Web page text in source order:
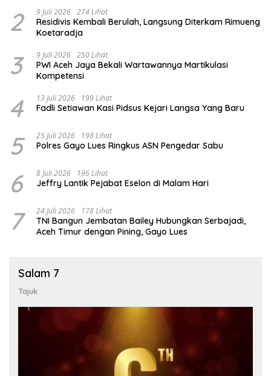
2 9 Juli 2026 274 Lihat
Residivis Kembali Berulah, Langsung Diterkam Rimueng
Koetaradja
3 9 Juli 2026 250 Lihat
PWI Aceh Jaya Bekali Wartawannya Martikulasi
Kompetensi
4 13 Juli 2026 199 Lihat
Fadli Setiawan Kasi Pidsus Kejari Langsa Yang Baru
5 25 Juli 2026 198 Lihat
Polres Gayo Lues Ringkus ASN Pengedar Sabu
6 8 Juli 2026 196 Lihat
Jeffry Lantik Pejabat Eselon di Malam Hari
7 24 Juli 2026 178 Lihat
TNI Bangun Jembatan Bailey Hubungkan Serbajadi,
Aceh Timur dengan Pining, Gayo Lues
Salam 7
Tajuk